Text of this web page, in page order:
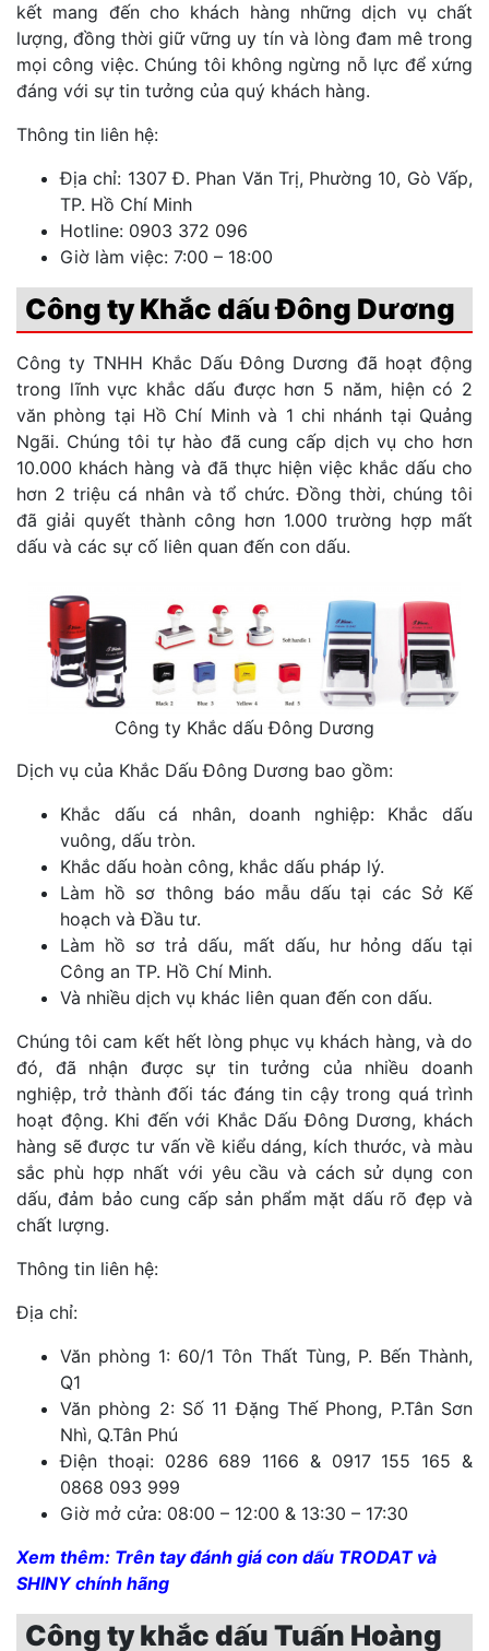
kết mang đến cho khách hàng những dịch vụ chất
lượng, đồng thời giữ vững uy tín và lòng đam mê trong
mọi công việc. Chúng tôi không ngừng nỗ lực để xứng
đáng với sự tin tưởng của quý khách hàng.
Thông tin liên hệ:
Địa chỉ: 1307 Đ. Phan Văn Trị, Phường 10, Gò Vấp,
TP. Hồ Chí Minh
Hotline: 0903 372 096
Giờ làm việc: 7:00 – 18:00
Công ty Khắc dấu Đông Dương
Công ty TNHH Khắc Dấu Đông Dương đã hoạt động
trong lĩnh vực khắc dấu được hơn 5 năm, hiện có 2
văn phòng tại Hồ Chí Minh và 1 chi nhánh tại Quảng
Ngãi. Chúng tôi tự hào đã cung cấp dịch vụ cho hơn
10.000 khách hàng và đã thực hiện việc khắc dấu cho
hơn 2 triệu cá nhân và tổ chức. Đồng thời, chúng tôi
đã giải quyết thành công hơn 1.000 trường hợp mất
dấu và các sự cố liên quan đến con dấu.
Công ty Khắc dấu Đông Dương
Dịch vụ của Khắc Dấu Đông Dương bao gồm:
Khắc dấu cá nhân, doanh nghiệp: Khắc dấu
vuông, dấu tròn.
Khắc dấu hoàn công, khắc dấu pháp lý.
Làm hồ sơ thông báo mẫu dấu tại các Sở Kế
hoạch và Đầu tư.
Làm hồ sơ trả dấu, mất dấu, hư hỏng dấu tại
Công an TP. Hồ Chí Minh.
Và nhiều dịch vụ khác liên quan đến con dấu.
Chúng tôi cam kết hết lòng phục vụ khách hàng, và do
đó, đã nhận được sự tin tưởng của nhiều doanh
nghiệp, trở thành đối tác đáng tin cậy trong quá trình
hoạt động. Khi đến với Khắc Dấu Đông Dương, khách
hàng sẽ được tư vấn về kiểu dáng, kích thước, và màu
sắc phù hợp nhất với yêu cầu và cách sử dụng con
dấu, đảm bảo cung cấp sản phẩm mặt dấu rõ đẹp và
chất lượng.
Thông tin liên hệ:
Địa chỉ:
Văn phòng 1: 60/1 Tôn Thất Tùng, P. Bến Thành,
Q1
Văn phòng 2: Số 11 Đặng Thế Phong, P.Tân Sơn
Nhì, Q.Tân Phú
Điện thoại: 0286 689 1166 & 0917 155 165 &
0868 093 999
Giờ mở cửa: 08:00 – 12:00 & 13:30 – 17:30
Xem thêm: Trên tay đánh giá con dấu TRODAT và
SHINY chính hãng
Công ty khắc dấu Tuấn Hoàng